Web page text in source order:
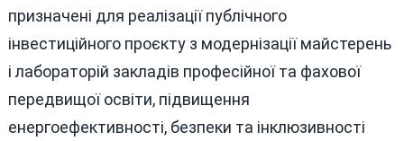
призначені для реалізації публічного
інвестиційного проєкту з модернізації майстерень
і лабораторій закладів професійної та фахової
передвищої освіти, підвищення
енергоефективності, безпеки та інклюзивності